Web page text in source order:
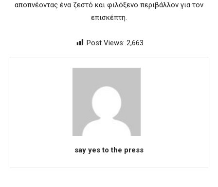
αποπνέοντας ένα ζεστό και φιλόξενο περιβάλλον για τον
επισκέπτη.
Post Views: 2,663
say yes to the press